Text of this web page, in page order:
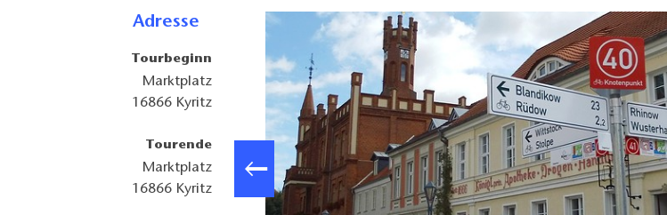
Adresse
Tourbeginn
Marktplatz
16866 Kyritz
Tourende
Marktplatz
16866 Kyritz